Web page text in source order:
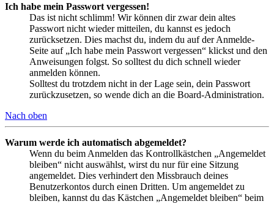
Ich habe mein Passwort vergessen!
Das ist nicht schlimm! Wir können dir zwar dein altes
Passwort nicht wieder mitteilen, du kannst es jedoch
zurücksetzen. Dies machst du, indem du auf der Anmelde-
Seite auf „Ich habe mein Passwort vergessen“ klickst und den
Anweisungen folgst. So solltest du dich schnell wieder
anmelden können.
Solltest du trotzdem nicht in der Lage sein, dein Passwort
zurückzusetzen, so wende dich an die Board-Administration.
Nach oben
Warum werde ich automatisch abgemeldet?
Wenn du beim Anmelden das Kontrollkästchen „Angemeldet
bleiben“ nicht auswählst, wirst du nur für eine Sitzung
angemeldet. Dies verhindert den Missbrauch deines
Benutzerkontos durch einen Dritten. Um angemeldet zu
bleiben, kannst du das Kästchen „Angemeldet bleiben“ beim